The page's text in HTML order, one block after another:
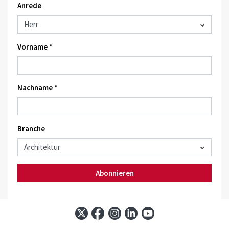
Anrede
Vorname *
Nachname *
Branche
Abonnieren